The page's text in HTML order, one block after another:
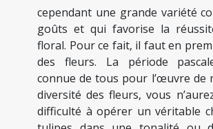
cependant une grande variété
goûts et qui favorise la
floral. Pour ce fait, il faut en
des fleurs. La période
connue de tous pour l’œuvre de
diversité des fleurs, vous
difficulté à opérer un véritable